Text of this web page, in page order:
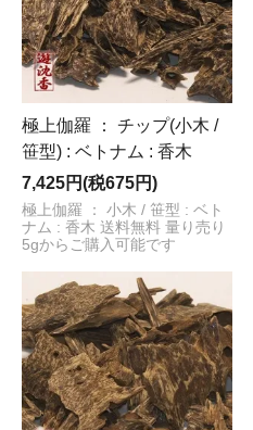
極上伽羅 ： チップ(小木 /
笹型) : ベトナム : 香木
7,425円(税675円)
極上伽羅 ： 小木 / 笹型 : ベト
ナム : 香木 送料無料 量り売り
5gからご購入可能です